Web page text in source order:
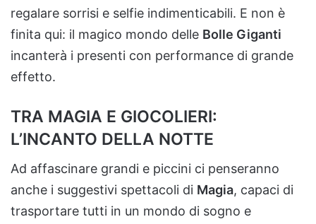
regalare sorrisi e selfie indimenticabili. E non è
finita qui: il magico mondo delle Bolle Giganti
incanterà i presenti con performance di grande
effetto.
TRA MAGIA E GIOCOLIERI:
L’INCANTO DELLA NOTTE
Ad affascinare grandi e piccini ci penseranno
anche i suggestivi spettacoli di Magia, capaci di
trasportare tutti in un mondo di sogno e